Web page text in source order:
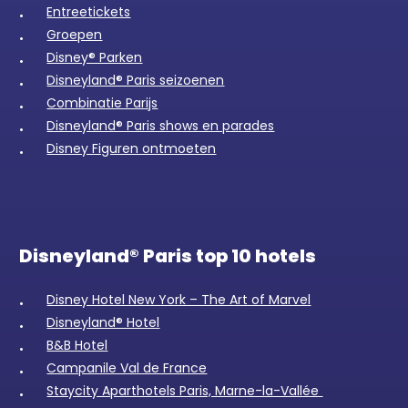
Entreetickets
Groepen
Disney® Parken
Disneyland® Paris seizoenen
Combinatie Parijs
Disneyland® Paris shows en parades
Disney Figuren ontmoeten
Disneyland® Paris top 10 hotels
Disney Hotel New York – The Art of Marvel
Disneyland® Hotel
B&B Hotel
Campanile Val de France
Staycity Aparthotels Paris, Marne-la-Vallée